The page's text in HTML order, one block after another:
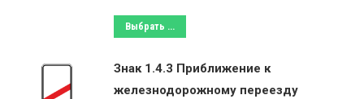
Выбрать ...
Знак 1.4.3 Приближение к
железнодорожному переезду